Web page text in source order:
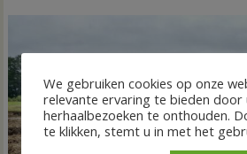
We gebruiken cookies op onze
relevante ervaring te bieden door
herhaalbezoeken te onthouden.
te klikken, stemt u in met het